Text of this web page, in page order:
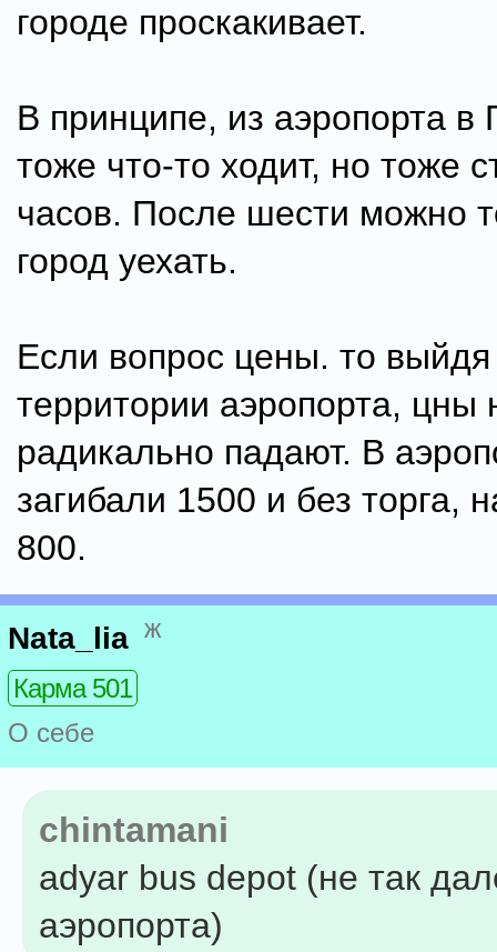
городе проскакивает.
В принципе, из аэропорта в
тоже что-то ходит, но тоже
часов. После шести можно
город уехать.
Если вопрос цены. то выйдя
территории аэропорта, цны
радикально падают. В
загибали 1500 и без торга,
800.
Nata_lia ж
Карма 501
О себе
chintamani
adyar bus depot (не так
аэропорта)